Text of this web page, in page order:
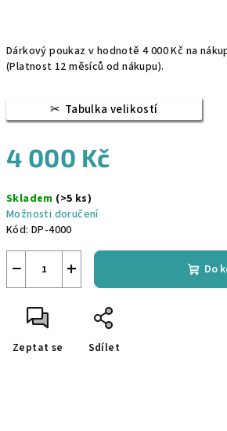
Dárkový poukaz v hodnotě 4 000 Kč na
(Platnost 12 měsíců od nákupu).
Tabulka velikostí
4 000 Kč
cena:
Skladem (>5 ks)
Možnosti doručení
Kód: DP-4000
+
− Do
Zeptat se Sdílet